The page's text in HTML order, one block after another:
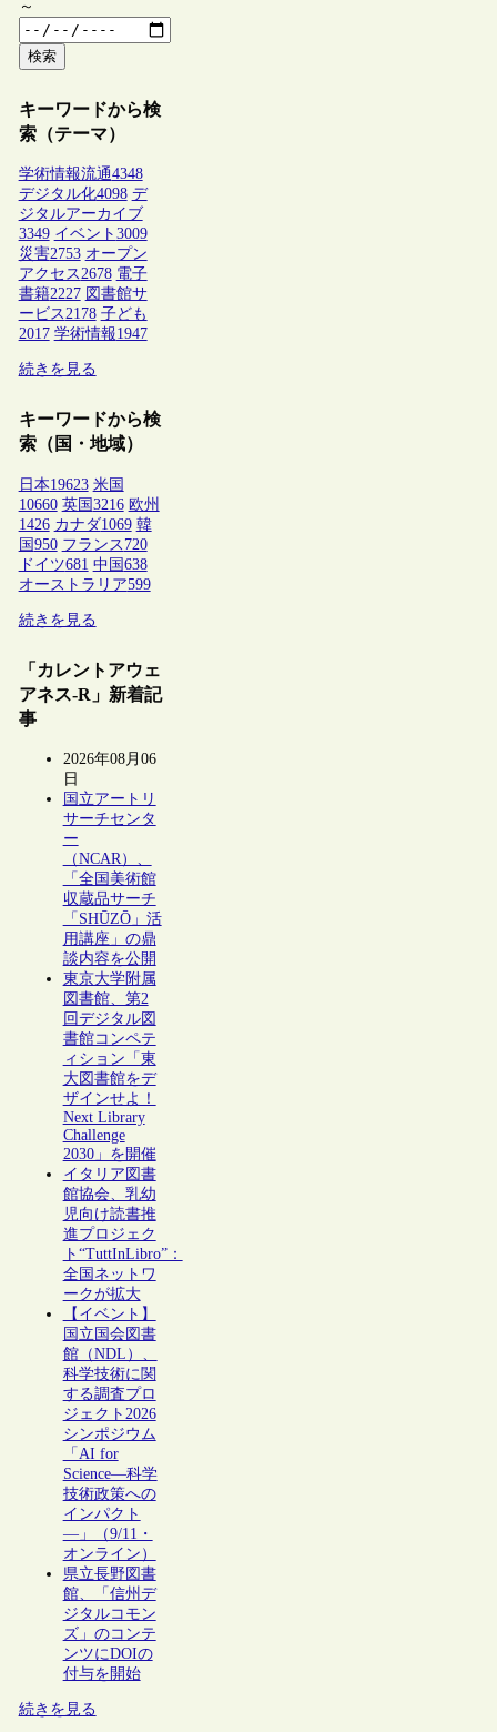
～
検索
キーワードから検
索（テーマ）
学術情報流通4348
デジタル化4098 デ
ジタルアーカイブ
3349 イベント 3009
災害2753 オープン
アクセス2678 電子
書籍2227 図書館サ
ービス2178 子ども
2017 学術情報1947
続きを見る
キーワードから検
索（国・地域）
日本19623 米国
10660 英国 3216 欧州
1426 カナダ1069 韓
国 950 フランス 720
ドイツ681 中国 638
オーストラリア599
続きを見る
「カレントアウェ
アネス-R」新着記
事
2026年08月06
日
国立アートリ
サーチセンタ
ー
（NCAR）、
「全国美術館
収蔵品サーチ
「SHŪZŌ」活
用講座」の鼎
談内容を公開
東京大学附属
図書館、第2
回デジタル図
書館コンペテ
ィション「東
大図書館をデ
ザインせよ！
Next Library
Challenge
2030」を開催
イタリア図書
館協会、乳幼
児向け読書推
進プロジェク
ト“TuttInLibro”：
全国ネットワ
ークが拡大
【イベント】
国立国会図書
館（NDL）、
科学技術に関
する調査プロ
ジェクト2026
シンポジウム
「AI for
Science―科学
技術政策への
インパクト
―」（9/11・
オンライン）
県立長野図書
館、「信州デ
ジタルコモン
ズ」のコンテ
ンツにDOIの
付与を開始
続きを見る